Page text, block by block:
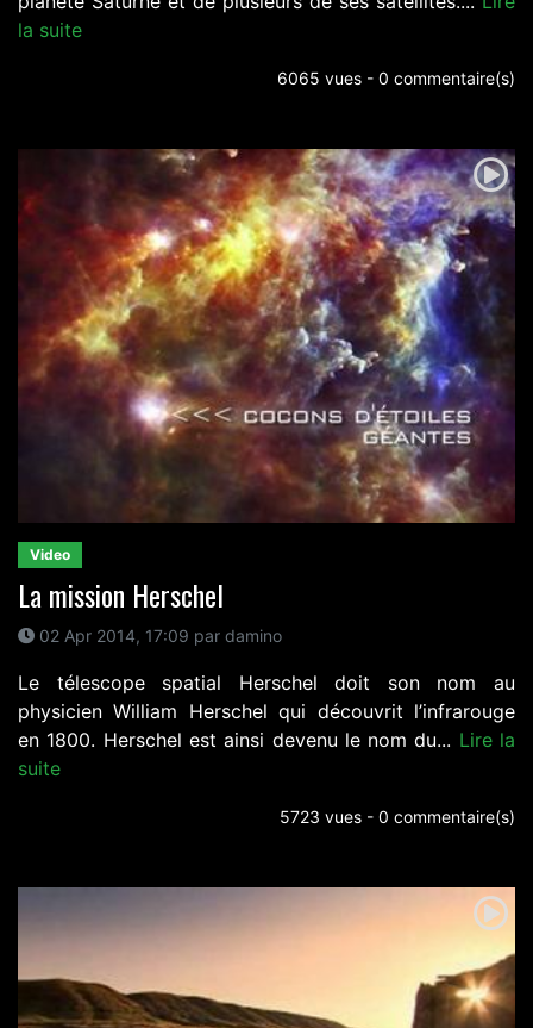
la suite
6065 vues - 0 commentaire(s)
Video
La mission Herschel
02 Apr 2014, 17:09 par damino
Le télescope spatial Herschel doit son nom au
physicien William Herschel qui découvrit l’infrarouge
en 1800. Herschel est ainsi devenu le nom du... Lire la
suite
5723 vues - 0 commentaire(s)